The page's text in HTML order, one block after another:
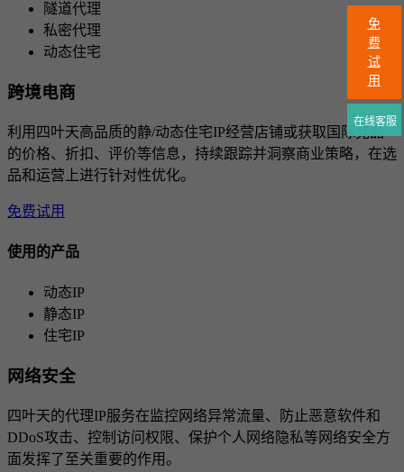
隧道代理
私密代理
动态住宅
跨境电商
利用四叶天高品质的静/动态住宅IP经营店铺或获取国际竞品
的价格、折扣、评价等信息，持续跟踪并洞察商业策略，在选
品和运营上进行针对性优化。
免费试用
使用的产品
动态IP
静态IP
住宅IP
网络安全
四叶天的代理IP服务在监控网络异常流量、防止恶意软件和
DDoS攻击、控制访问权限、保护个人网络隐私等网络安全方
面发挥了至关重要的作用。
免
费
试
用
在线客服